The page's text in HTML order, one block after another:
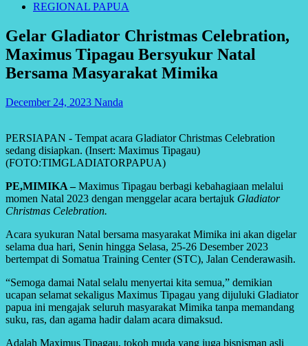
REGIONAL PAPUA
Gelar Gladiator Christmas Celebration,
Maximus Tipagau Bersyukur Natal
Bersama Masyarakat Mimika
December 24, 2023 Nanda
PERSIAPAN - Tempat acara Gladiator Christmas Celebration
sedang disiapkan. (Insert: Maximus Tipagau)
(FOTO:TIMGLADIATORPAPUA)
PE,MIMIKA –Maximus Tipagau berbagi kebahagiaan melalui
momen Natal 2023 dengan menggelar acara bertajuk Gladiator
Christmas Celebration.
Acara syukuran Natal bersama masyarakat Mimika ini akan digelar
selama dua hari, Senin hingga Selasa, 25-26 Desember 2023
bertempat di Somatua Training Center (STC), Jalan Cenderawasih.
“Semoga damai Natal selalu menyertai kita semua,” demikian
ucapan selamat sekaligus Maximus Tipagau yang dijuluki Gladiator
papua ini mengajak seluruh masyarakat Mimika tanpa memandang
suku, ras, dan agama hadir dalam acara dimaksud.
Adalah Maximus Tipagau, tokoh muda yang juga bisnisman asli